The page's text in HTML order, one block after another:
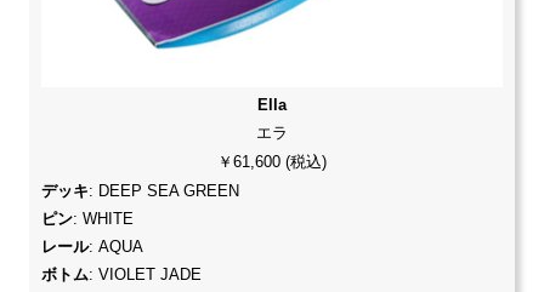
Ella
エラ
￥61,600 (税込)
デッキ: DEEP SEA GREEN
ピン: WHITE
レール: AQUA
ボトム: VIOLET JADE